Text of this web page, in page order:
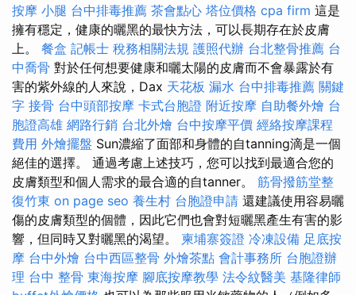
按摩 小腿 台中排毒推薦 茶會點心 塔位價格 cpa firm 這是
擁有穩定，健康的曬黑的最快方法，可以長期存在於皮膚
上。 餐盒 記帳士 稅務相關法規 護照代辦 台北整骨推薦 台
中喬骨 對於任何想要健康和曬太陽的皮膚而不會暴露於有
害的紫外線的人來說，Dax 天花板 漏水 台中排毒推薦 關鍵
字 接骨 台中頭部按摩 卡式台胞證 附近按摩 自助餐外燴 台
胞證高雄 網路行銷 台北外燴 台中按摩平價 經絡按摩課程
費用 外燴擺盤 Sun濃縮了面部和身體的自tanning滴是一個
絕佳的選擇。 通過考慮上述技巧，您可以找到最適合您的
皮膚類型和個人需求的最合適的自tanner。 筋骨撥筋堂整
復竹東 on page seo 養生村 台胞證申請 還建議使用容易曬
傷的皮膚類型的個體，因此它們也會對短曬黑產生有害的影
響，但同時又對曬黑的渴望。 柬埔寨簽證 冷凍設備 足底按
摩 台中外燴 台中西區整骨 外燴茶點 會計事務所 台胞證辦
理 台中 整骨 東海按摩 腳底按摩教學 法令紋醫美 基隆律師